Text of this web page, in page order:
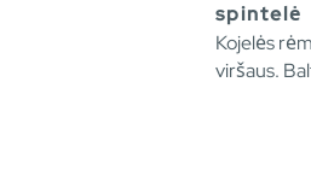
spintelė
Kojelės
viršaus.